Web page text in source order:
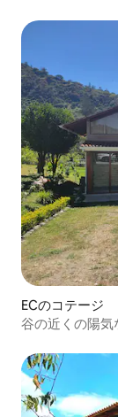
ECのコテージ
谷の近くの陽気